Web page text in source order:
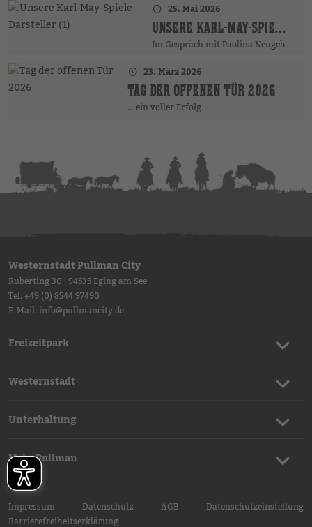
25. Mai 2026
UNSERE KARL-MAY-SPIELE DARSTELLER (1)
Im Gespräch mit Paolina Neugebauer …
23. März 2026
TAG DER OFFENEN TÜR 2026
… ein voller Erfolg
Westernstadt Pullman City
Ruberting 30 · 94535 Eging am See
Tel. +49 (0) 8544 97490
E-Mail:info@pullmancity.de
Freizeitpark
Westernstadt
Unterhaltung
Mehr Pullman
Impressum Datenschutz AGB
Datenschutzeinstellung
Barrierefreiheitserklärung